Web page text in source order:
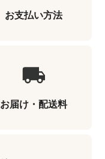
お支払い方法
お届け・配送料